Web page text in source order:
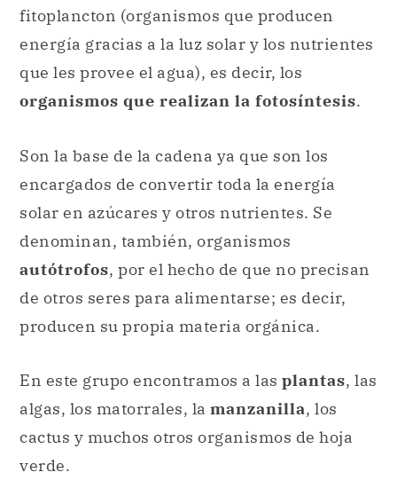
Son la base de la cadena ya que son los
encargados de convertir toda la energía
solar en azúcares y otros nutrientes. Se
autótrofos , por el hecho de que no precisan
de otros seres para alimentarse; es decir,
producen su propia materia orgánica.
En este grupo encontramos a lasplantas, las
algas, los matorrales, lamanzanilla, los
cactus y muchos otros organismos de hoja
Ejemplos de cadenas tróficas.